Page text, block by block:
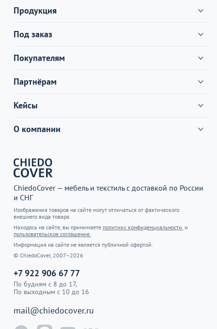
Продукция
Под заказ
Покупателям
Партнёрам
Кейсы
О компании
ChiedoCover — мебель и текстиль с доставкой по России
и СНГ
Изображения товаров на сайте могут отличаться от фактического
внешнего вида товара.
Находясь на сайте, вы принимаете политику конфиденциальности. и
пользовательское соглашение.
Информация на сайте не является публичной офертой.
© ChiedoCover, 2007–2026
+7 922 906 67 77
По будням с 8 до 17,
По выходным с 10 до 16
mail@chiedocover.ru